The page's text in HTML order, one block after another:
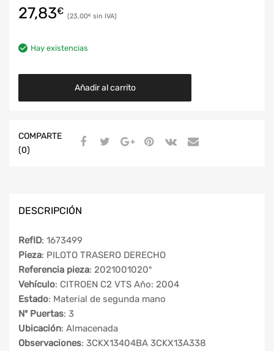
27,83€ 23,00€
Hay existencias
Añadir al carrito
COMPARTE
(0)
DESCRIPCIÓN
RefID: 1673499
Pieza: PILOTO TRASERO DERECHO
Referencia pieza: 2021001020º
Vehículo: CITROEN C2 VTS Año: 2004
Estado: Material de segunda mano
Nº Puertas: 3
Ubicación: Almacenada
Observaciones: 3CKX13404BA 3CKX13A338